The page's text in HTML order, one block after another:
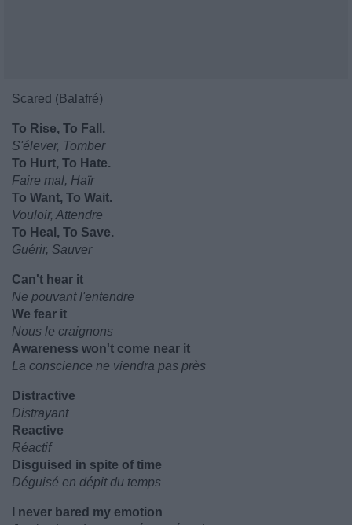
Scared (Balafré)
To Rise, To Fall.
S'élever, Tomber
To Hurt, To Hate.
Faire mal, Haïr
To Want, To Wait.
Vouloir, Attendre
To Heal, To Save.
Guérir, Sauver
Can't hear it
Ne pouvant l'entendre
We fear it
Nous le craignons
Awareness won't come near it
La conscience ne viendra pas près
Distractive
Distrayant
Reactive
Réactif
Disguised in spite of time
Déguisé en dépit du temps
I never bared my emotion